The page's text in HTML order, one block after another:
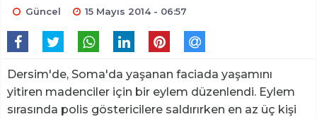
Güncel 15 Mayıs 2014 - 06:57
Dersim'de, Soma'da yaşanan faciada yaşamını
yitiren madenciler için bir eylem düzenlendi. Eylem
sırasında polis göstericilere saldırırken en az üç kişi